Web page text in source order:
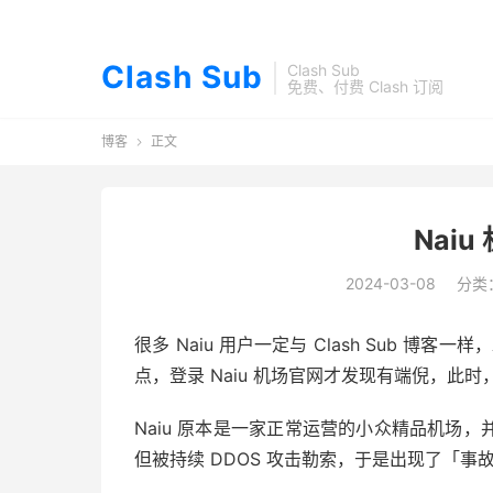
Clash Sub
Clash Sub
免费、付费 Clash 订阅
博客  正文
Naiu
2024-03-08 分类
很多 Naiu 用户一定与 Clash Sub 博客一样
点，登录 Naiu 机场官网才发现有端倪，此时
Naiu 原本是一家正常运营的小众精品机场，
但被持续 DDOS 攻击勒索，于是出现了「事